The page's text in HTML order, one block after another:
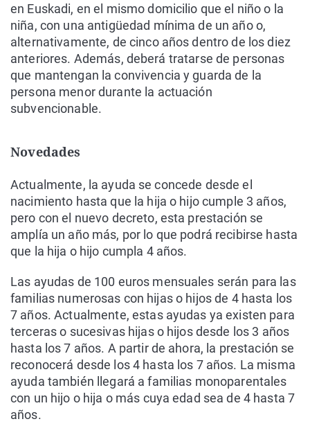
en Euskadi, en el mismo domicilio que el niño o la
niña, con una antigüedad mínima de un año o,
alternativamente, de cinco años dentro de los diez
anteriores. Además, deberá tratarse de personas
que mantengan la convivencia y guarda de la
persona menor durante la actuación
subvencionable.
Novedades
Actualmente, la ayuda se concede desde el
nacimiento hasta que la hija o hijo cumple 3 años,
pero con el nuevo decreto, esta prestación se
amplía un año más, por lo que podrá recibirse hasta
que la hija o hijo cumpla 4 años.
Las ayudas de 100 euros mensuales serán para las
familias numerosas con hijas o hijos de 4 hasta los
7 años. Actualmente, estas ayudas ya existen para
terceras o sucesivas hijas o hijos desde los 3 años
hasta los 7 años. A partir de ahora, la prestación se
reconocerá desde los 4 hasta los 7 años. La misma
ayuda también llegará a familias monoparentales
con un hijo o hija o más cuya edad sea de 4 hasta 7
años.